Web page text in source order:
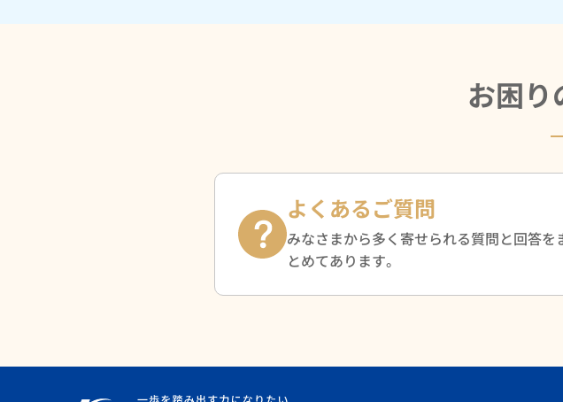
お困り
よくあるご質問
みなさまから多く寄せられる質問と回答を
とめてあります。